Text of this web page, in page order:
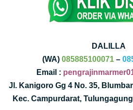
DALILLA
(WA)085885100071 –
Email :
Jl. Kanigoro Gg 4 No. 35,
Kec. Campurdarat,